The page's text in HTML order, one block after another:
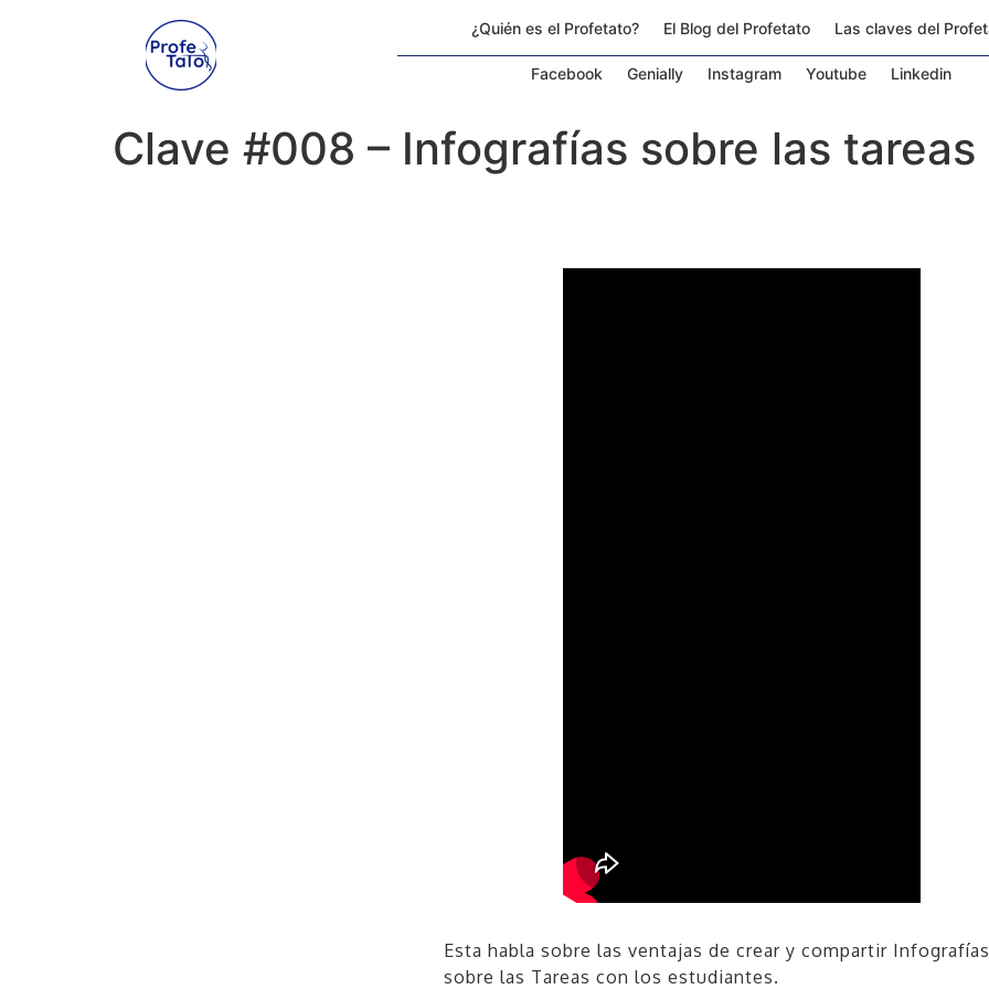
¿Quién es el Profetato? El Blog del Profetato Las claves del
Facebook Genially Instagram Youtube Linkedin
Clave #008 – Infografías sobre las tareas
Esta habla sobre las ventajas de crear y compartir Infografías
sobre las Tareas con los estudiantes.